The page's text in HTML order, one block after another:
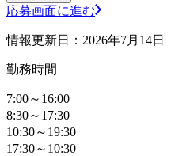
応募画面に進む
情報更新日：2026年7月14日
勤務時間
7:00～16:00
8:30～17:30
10:30～19:30
17:30～10:30